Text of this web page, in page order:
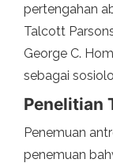
pertengahan
Talcott
George C.
sebagai
Penelitian
Penemuan
penemuan